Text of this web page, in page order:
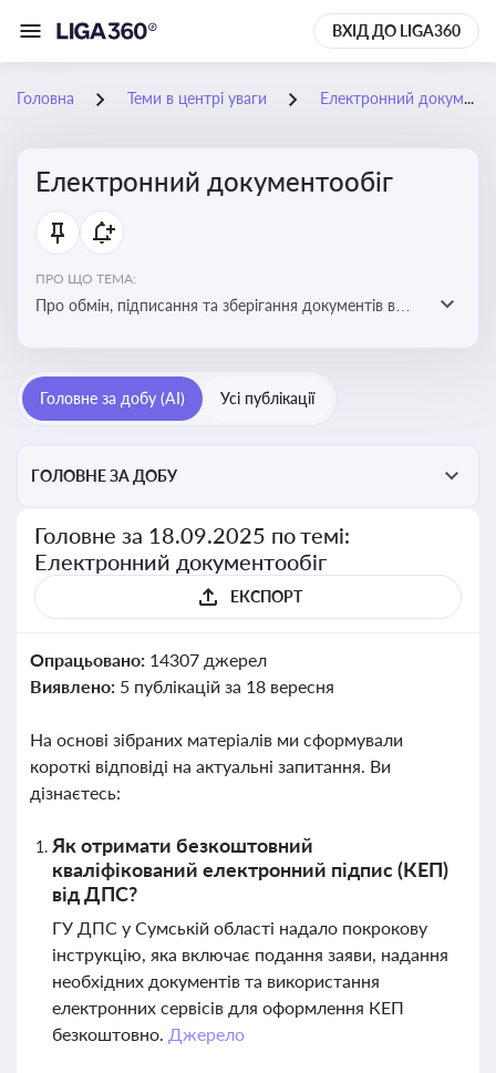
ВХІД ДО LIGA360
Головна Теми в центрі уваги Електронний документообіг
Електронний документообіг
ПРО ЩО ТЕМА:
Про обмін, підписання та зберігання документів в
Головне за добу (AI) Усі публікації
ГОЛОВНЕ ЗА ДОБУ
Головне за 18.09.2025 по темі:
Електронний документообіг
ЕКСПОРТ
Опрацьовано: 14307 джерел
Виявлено: 5 публікацій за 18 вересня
На основі зібраних матеріалів ми сформували
короткі відповіді на актуальні запитання. Ви
дізнаєтесь:
Як отримати безкоштовний
кваліфікований електронний підпис (КЕП)
від ДПС?
ГУ ДПС у Сумській області надало покрокову
інструкцію, яка включає подання заяви, надання
необхідних документів та використання
електронних сервісів для оформлення КЕП
безкоштовно. Джерело